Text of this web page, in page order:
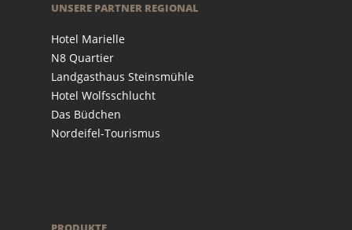
UNSERE PARTNER REGIONAL
Hotel Marielle
N8 Quartier
Landgasthaus Steinsmühle
Hotel Wolfsschlucht
Das Büdchen
Nordeifel-Tourismus